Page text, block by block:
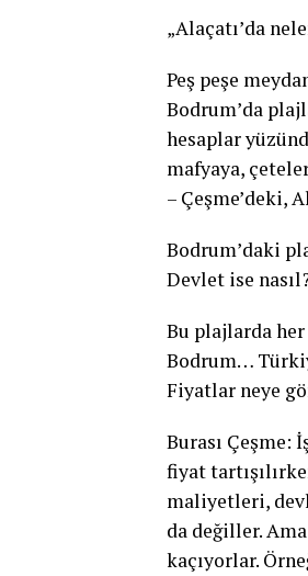
„Alaçatı’da
Peş peşe
Bodrum’da
hesaplar
mafyaya,
– Çeşme’deki,
Bodrum’daki
Devlet ise
Bu plajlarda
Bodrum…
Fiyatlar neye
Burası Çeşme:
fiyat
maliyetleri,
da değiller.
kaçıyorlar.